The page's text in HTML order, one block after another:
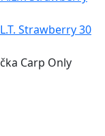
Strawberry 30
Carp Only